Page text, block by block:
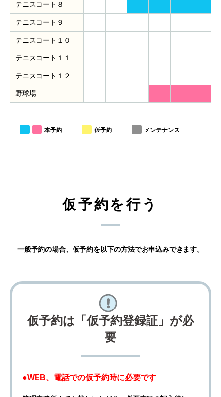
テニスコート８
テニスコート９
テニスコート１０
テニスコート１１
テニスコート１２
野球場
本予約 仮予約 メンテナンス
仮予約を行う
一般予約の場合、仮予約を以下の方法でお申込みできます。
仮予約は「仮予約登録証」が必
要
●WEB、電話での仮予約時に必要です